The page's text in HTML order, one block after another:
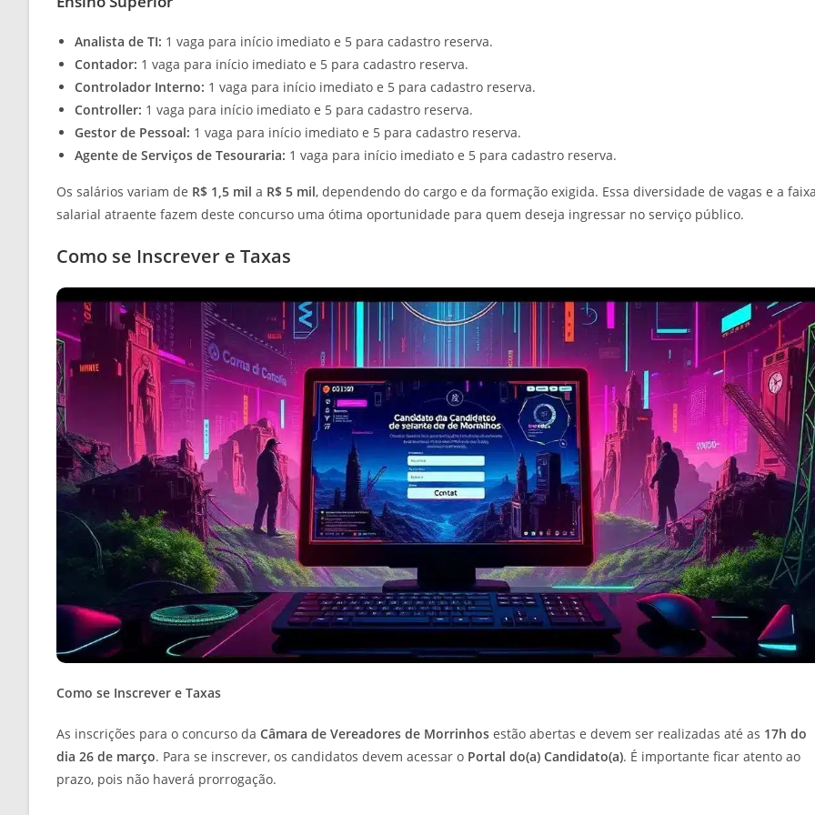
Analista de TI: 1 vaga para início imediato e 5 para cadastro reserva.
Contador: 1 vaga para início imediato e 5 para cadastro reserva.
Controlador Interno: 1 vaga para início imediato e 5 para cadastro reserva.
Controller: 1 vaga para início imediato e 5 para cadastro reserva.
Gestor de Pessoal: 1 vaga para início imediato e 5 para cadastro reserva.
Agente de Serviços de Tesouraria: 1 vaga para início imediato e 5 para cadastro reserva.
Os salários variam de R$ 1,5 mil a R$ 5 mil, dependendo do cargo e da formação exigida. Essa diversidade de vagas e a
salarial atraente fazem deste concurso uma ótima oportunidade para quem deseja ingressar no serviço público.
Como se Inscrever e Taxas
Como se Inscrever e Taxas
As inscrições para o concurso da Câmara de Vereadores de Morrinhos estão abertas e devem ser realizadas até as 17h do
dia 26 de março. Para se inscrever, os candidatos devem acessar o Portal do(a) Candidato(a). É importante ficar atento ao
prazo, pois não haverá prorrogação.